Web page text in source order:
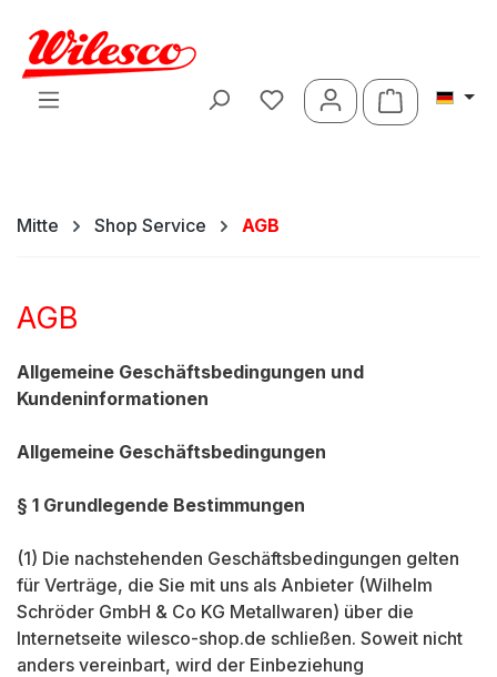
Zum Hauptinhalt springen
Mitte Shop Service AGB
AGB
Allgemeine Geschäftsbedingungen und
Kundeninformationen
Allgemeine Geschäftsbedingungen
§ 1 Grundlegende Bestimmungen
(1) Die nachstehenden Geschäftsbedingungen gelten
für Verträge, die Sie mit uns als Anbieter (Wilhelm
Schröder GmbH & Co KG Metallwaren) über die
Internetseite wilesco-shop.de schließen. Soweit nicht
anders vereinbart, wird der Einbeziehung